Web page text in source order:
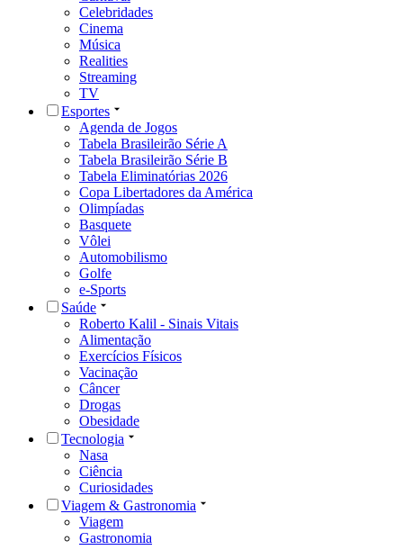
Celebridades
Cinema
Música
Realities
Streaming
TV
Esportes
Agenda de Jogos
Tabela Brasileirão Série A
Tabela Brasileirão Série B
Tabela Eliminatórias 2026
Copa Libertadores da América
Olimpíadas
Basquete
Vôlei
Automobilismo
Golfe
e-Sports
Saúde
Roberto Kalil - Sinais Vitais
Alimentação
Exercícios Físicos
Vacinação
Câncer
Drogas
Obesidade
Tecnologia
Nasa
Ciência
Curiosidades
Viagem & Gastronomia
Viagem
Gastronomia